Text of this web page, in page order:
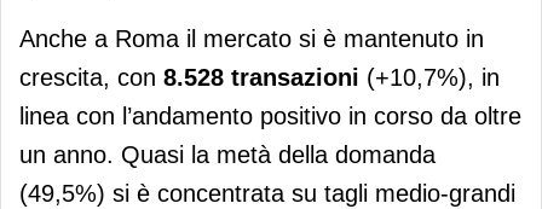
Anche a Roma il mercato si è mantenuto in
crescita, con 8.528 transazioni (+10,7%), in
linea con l’andamento positivo in corso da oltre
un anno. Quasi la metà della domanda
(49,5%) si è concentrata su tagli medio-grandi